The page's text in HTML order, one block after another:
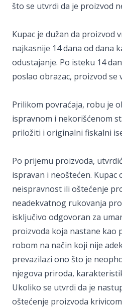
što se utvrdi da je proizvod
Kupac je dužan da proizvod
najkasnije 14 dana od dana
odustajanje. Po isteku 14
poslao obrazac, proizvod se
Prilikom povraćaja, robu je
ispravnom i nekorišćenom
priložiti i originalni fiskalni
Po prijemu proizvoda,
ispravan i neoštećen. Kupac
neispravnost ili oštećenje
neadekvatnog rukovanja
isključivo odgovoran za
proizvoda koja nastane kao
robom na način koji nije
prevazilazi ono što je
njegova priroda,
Ukoliko se utvrdi da je
oštećenje proizvoda